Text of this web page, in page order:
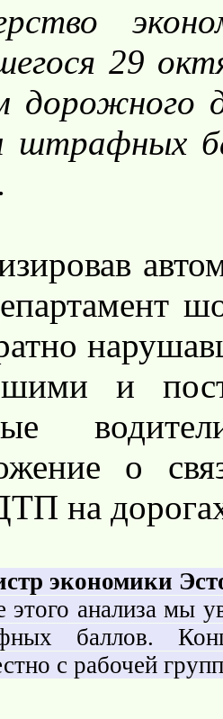
29
дорожного
штрафных
и
о
на
экономики
этого анализа мы
баллов.
с рабочей